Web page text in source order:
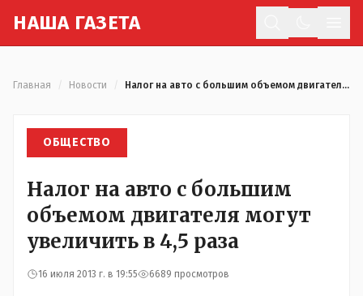
НАША ГАЗЕТА
Главная Новости Налог на авто с большим объемом двигателя могут увеличить в 4,5 раза
ОБЩЕСТВО
Налог на авто с большим
объемом двигателя могут
увеличить в 4,5 раза
16 июля 2013 г. в 19:55 6689 просмотров